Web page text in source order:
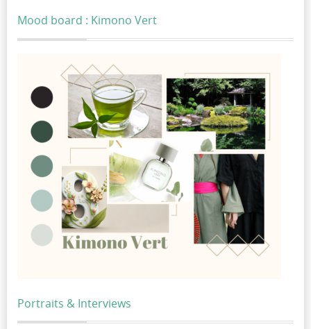
Mood board : Kimono Vert
Portraits & Interviews